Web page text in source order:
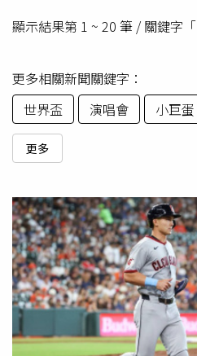
顯示結果第 1 ~ 20 筆 / 關鍵字「
更多相關新聞關鍵字：
世界盃
演唱會 小巨蛋
更多